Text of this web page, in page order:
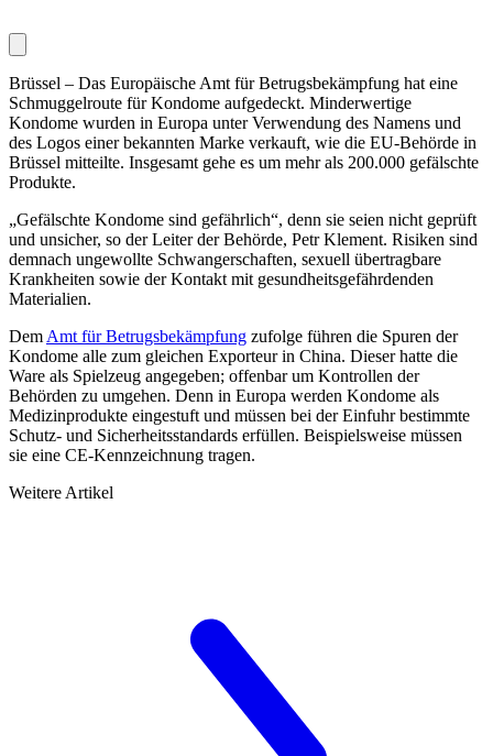
Brüssel – Das Europäische Amt für Betrugsbekämpfung hat eine
Schmuggelroute für Kondome aufgedeckt. Minderwertige
Kondome wurden in Europa unter Verwendung des Namens und
des Logos einer bekannten Marke verkauft, wie die EU-Behörde in
Brüssel mitteilte. Insgesamt gehe es um mehr als 200.000 gefälschte
Produkte.
„Gefälschte Kondome sind gefährlich“, denn sie seien nicht geprüft
und unsicher, so der Leiter der Behörde, Petr Klement. Risiken sind
demnach ungewollte Schwangerschaften, sexuell übertragbare
Krankheiten sowie der Kontakt mit gesundheitsgefährdenden
Materialien.
Dem Amt für Betrugsbekämpfung zufolge führen die Spuren der
Kondome alle zum gleichen Exporteur in China. Dieser hatte die
Ware als Spielzeug angegeben; offenbar um Kontrollen der
Behörden zu umgehen. Denn in Europa werden Kondome als
Medizinprodukte eingestuft und müssen bei der Einfuhr bestimmte
Schutz- und Sicherheitsstandards erfüllen. Beispielsweise müssen
sie eine CE-Kennzeichnung tragen.
Weitere Artikel